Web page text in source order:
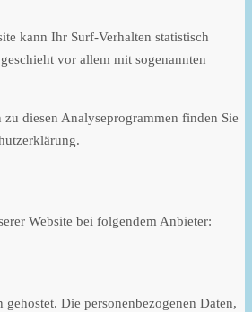
kann Ihr Surf-Verhalten statistisch
vor allem mit sogenannten
diesen Analyseprogrammen finden Sie
Website bei folgendem Anbieter:
Die personenbezogenen Daten,